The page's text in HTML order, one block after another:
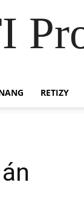
RETIZY